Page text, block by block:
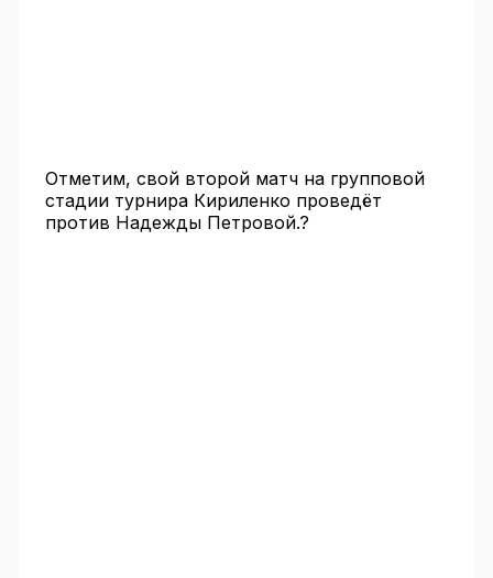
Отметим, свой второй матч на групповой
стадии турнира Кириленко проведёт
против Надежды Петровой.?